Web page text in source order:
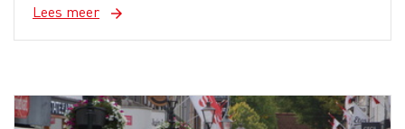
Lees meer
arrow_forward